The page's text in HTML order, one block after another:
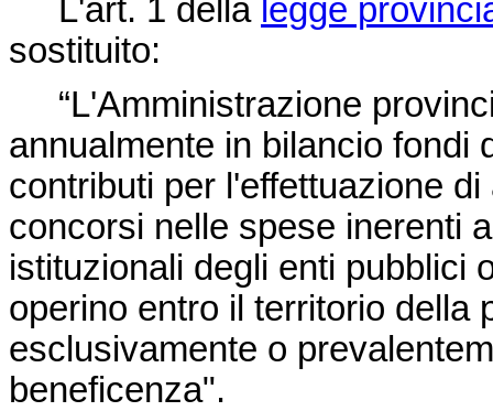
L'art. 1 della legge
sostituito:
“L'Amministrazione
annualmente in bilancio fondi
contributi per l'effettuazione
concorsi nelle spese inerenti
istituzionali degli enti pubblici
operino entro il territorio della
esclusivamente o
beneficenza".